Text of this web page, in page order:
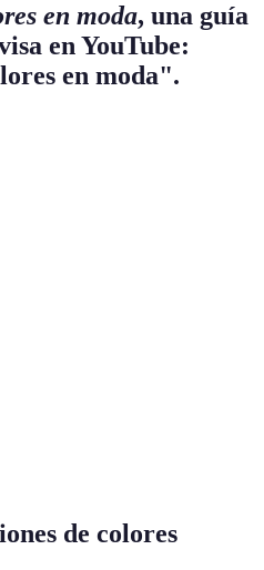
en moda, una guía
en YouTube:
en moda".
de colores